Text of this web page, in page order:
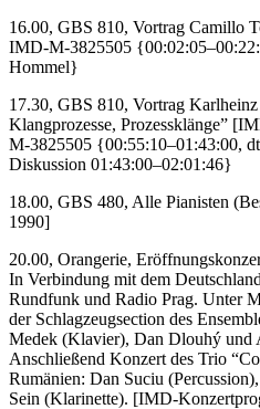
16.00, GBS 810, Vortrag Camillo
IMD-M-3825505
Hommel}
17.30, GBS 810, Vortrag
Klangprozesse, Prozessklänge”
M-3825505 {00:55:10–01:43:00,
Diskussion 01:43:00–02:01:46}
18.00, GBS 480, Alle Pianisten
1990]
20.00, Orangerie,
In Verbindung mit dem
Rundfunk und Radio Prag. Unter
der Schlagzeugsection des
Medek (Klavier), Dan Dlouhý und
Anschließend Konzert des Trio
Rumänien: Dan Suciu
Sein (Klarinette). [IMD-